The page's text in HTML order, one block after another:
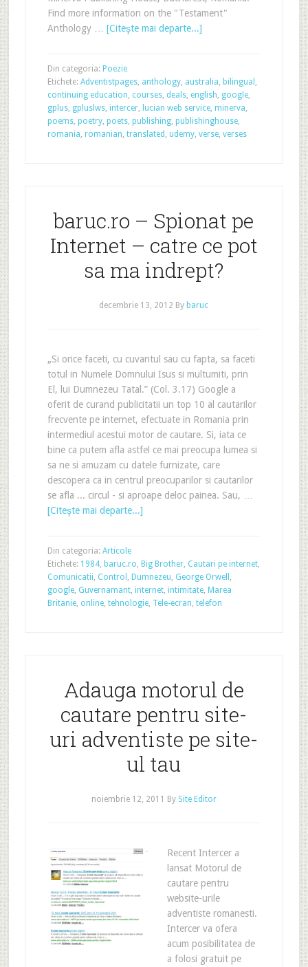
Find more information on the "Testament"
Anthology … [Citeşte mai departe...]
Din categoria: Poezie
Etichete: Adventistpages, anthology, australia, bilingual ,
continuing education, courses, deals, english, google,
gplus, gpluslws, intercer, lucian web service, minerva,
poems, poetry, poets, publishing, publishinghouse,
romania, romanian, translated , udemy, verse, verses
baruc.ro – Spionat pe
Internet – catre ce pot
sa ma indrept?
decembrie 13, 2012 By baruc
„Si orice faceti, cu cuvantul sau cu fapta, sa faceti
totul in Numele Domnului Isus si multumiti, prin
El, lui Dumnezeu Tatal.” (Col. 3.17) Google a
oferit de curand publicitatii un top 10 al cautarilor
frecvente pe internet, efectuate in Romania prin
intermediul acestui motor de cautare. Si, iata ce
bine ca putem afla astfel ce mai preocupa lumea si
sa ne si amuzam cu datele furnizate, care
descopera ca in centrul preocuparilor si cautarilor
se afla ... circul - si aproape deloc painea. Sau, …
[Citeşte mai departe...]
Din categoria: Articole
Etichete: 1984, baruc.ro, Big Brother, Cautari pe internet,
Comunicatii, Control , Dumnezeu, George Orwell ,
google, Guvernamant, internet, intimitate, Marea
Britanie, online, tehnologie, Tele-ecran, telefon
Adauga motorul de
cautare pentru site-
uri adventiste pe site-
ul tau
noiembrie 12, 2011 By Site Editor
Recent Intercer a
lansat Motorul de
cautare pentru
website-urile
adventiste romanesti.
Intercer va ofera
acum posibilitatea de
a folosi gratuit pe